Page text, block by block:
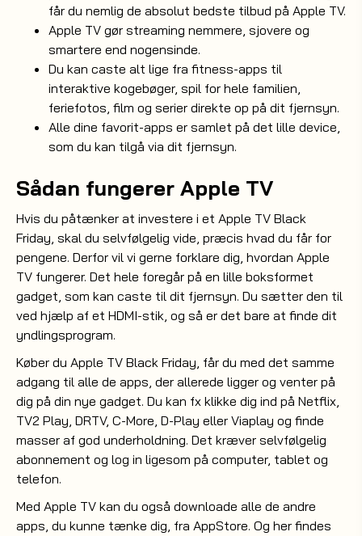
får du nemlig de absolut bedste tilbud på Apple TV.
Apple TV gør streaming nemmere, sjovere og
smartere end nogensinde.
Du kan caste alt lige fra fitness-apps til
interaktive kogebøger, spil for hele familien,
feriefotos, film og serier direkte op på dit fjernsyn.
Alle dine favorit-apps er samlet på det lille device,
som du kan tilgå via dit fjernsyn.
Sådan fungerer Apple TV
Hvis du påtænker at investere i et Apple TV Black
Friday, skal du selvfølgelig vide, præcis hvad du får for
pengene. Derfor vil vi gerne forklare dig, hvordan Apple
TV fungerer. Det hele foregår på en lille boksformet
gadget, som kan caste til dit fjernsyn. Du sætter den til
ved hjælp af et HDMI-stik, og så er det bare at finde dit
yndlingsprogram.
Køber du Apple TV Black Friday, får du med det samme
adgang til alle de apps, der allerede ligger og venter på
dig på din nye gadget. Du kan fx klikke dig ind på Netflix,
TV2 Play, DRTV, C-More, D-Play eller Viaplay og finde
masser af god underholdning. Det kræver selvfølgelig
abonnement og log in ligesom på computer, tablet og
telefon.
Med Apple TV kan du også downloade alle de andre
apps, du kunne tænke dig, fra AppStore. Og her findes